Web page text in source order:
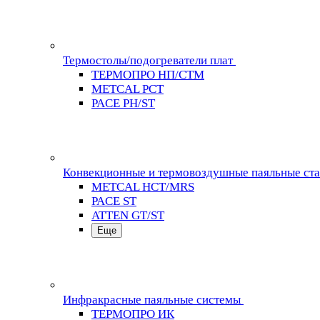
Термостолы/подогреватели плат
ТЕРМОПРО НП/СТМ
METCAL PCT
PACE PH/ST
Конвекционные и термовоздушные паяльные
METCAL HCT/MRS
PACE ST
ATTEN GT/ST
Еще
Инфракрасные паяльные системы
ТЕРМОПРО ИК